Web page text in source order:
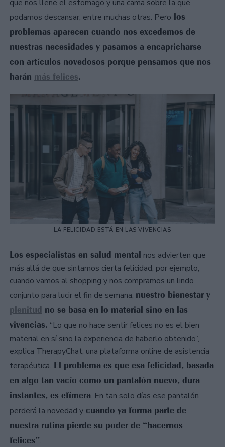
que nos llene el estomago y una cama sobre la que
podamos descansar, entre muchas otras. Pero los
problemas aparecen cuando nos excedemos de
nuestras necesidades y pasamos a encapricharse
con artículos novedosos porque pensamos que nos
harán más felices.
LA FELICIDAD ESTÁ EN LAS VIVENCIAS
Los especialistas en salud mental nos advierten que
más allá de que sintamos cierta felicidad, por ejemplo,
cuando vamos al shopping y nos compramos un lindo
conjunto para lucir el fin de semana, nuestro bienestar y
plenitud no se basa en lo material sino en las
vivencias. “Lo que no hace sentir felices no es el bien
material en sí sino la experiencia de haberlo obtenido”,
explica TherapyChat, una plataforma online de asistencia
terapéutica. El problema es que esa felicidad, basada
en algo tan vacío como un pantalón nuevo, dura
instantes, es efímera. En tan solo días ese pantalón
perderá la novedad y cuando ya forma parte de
nuestra rutina pierde su poder de “hacernos
felices”.